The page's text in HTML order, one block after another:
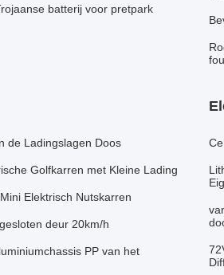
batterij voor pretpark
de Ladingslagen Doos
Golfkarren met Kleine Lading
Elektrisch Nutskarren
deur 20km/h
PP van het